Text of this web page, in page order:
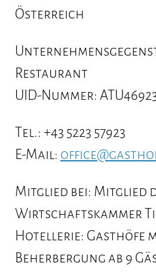
Kontakt
Österreich
Restaurant
UID-Nummer:
Tel.: +43 5223 57923
E-Mail:
Mitglied bei: Mitglied
Wirtschaftskammer
Hotellerie: Gasthöfe
Beherbergung ab 9